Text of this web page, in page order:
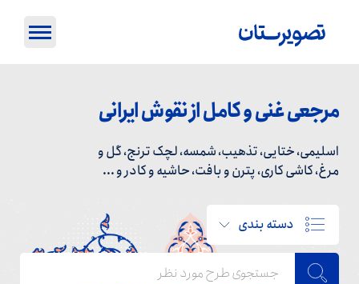
مرجعی غنی و کامل از نقوش ایرانی
اسلیمی، ختایی، تذهیب، شمسه، لچک ترنج، گل و
مرغ، کاشی کاری، پترن و بافت، حاشیه و کادر و ...
دسته بندی